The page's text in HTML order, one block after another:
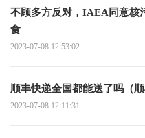
不顾多方反对，IAEA同意核
食
2023-07-08 12:53:02
顺丰快递全国都能送了吗（顺
2023-07-08 12:11:31